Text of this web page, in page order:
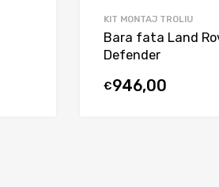
KIT MONTAJ TROLIU
Bara fata Land
Defender
€946,00